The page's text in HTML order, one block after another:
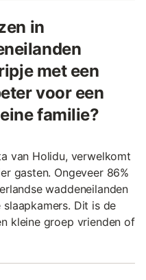
in
met een
voor een
familie?
van Holidu, verwelkomt
gasten. Ongeveer 86%
waddeneilanden
Dit is de
kleine groep vrienden of